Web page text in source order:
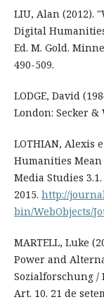
LIU, Alan (2012).
Digital
Ed. M. Gold.
490-509.
LODGE, David
London: Secker &
LOTHIAN, Alexis
Humanities
Media Studies
2015. http://
bin/WebObjects/
MARTELL, Luke
Power and
Sozialforschung /
Art. 10. 21 de